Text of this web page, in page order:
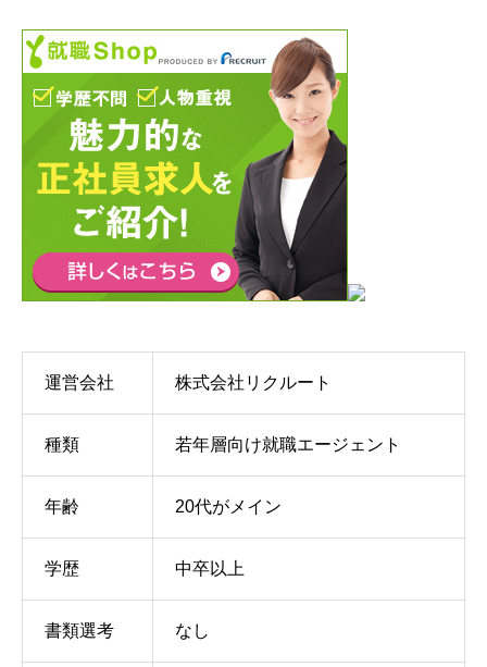
運営会社 株式会社リクルート
種類 若年層向け就職エージェント
年齢 20代がメイン
学歴 中卒以上
書類選考 なし